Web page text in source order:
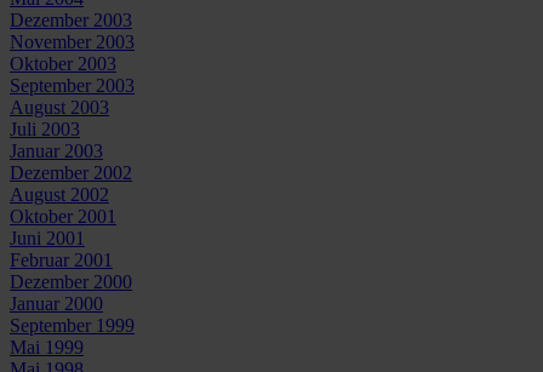
Dezember 2003
November 2003
Oktober 2003
September 2003
August 2003
Juli 2003
Januar 2003
Dezember 2002
August 2002
Oktober 2001
Juni 2001
Februar 2001
Dezember 2000
Januar 2000
September 1999
Mai 1999